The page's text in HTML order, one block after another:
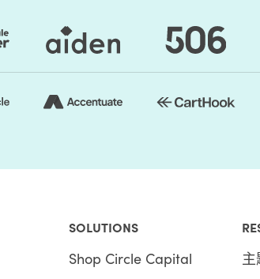
SOLUTIONS
Shop Circle Capital
主